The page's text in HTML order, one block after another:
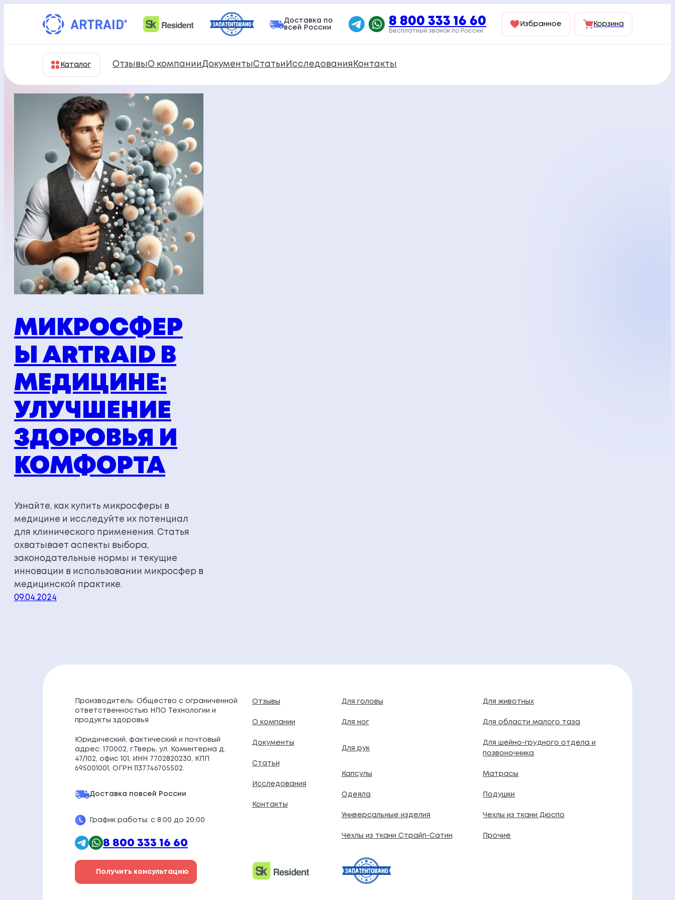
содержимому
Доставка по
всей России
8 800 333 16 60
Бесплатный звонок по России
Избранное Корзина
Каталог Отзывы О компании Документы Статьи Исследования Контакты
МИКРОСФЕР
Ы ARTRAID В
МЕДИЦИНЕ:
УЛУЧШЕНИЕ
ЗДОРОВЬЯ И
КОМФОРТА
Узнайте, как купить микросферы в
медицине и исследуйте их потенциал
для клинического применения. Статья
охватывает аспекты выбора,
законодательные нормы и текущие
инновации в использовании микросфер в
медицинской практике.
09.04.2024
Производитель: Общество с ограниченной
ответственностью НПО Технологии и
продукты здоровья
Юридический, фактический и почтовый
адрес: 170002, г.Тверь, ул. Коминтерна д.
47/102, офис 101, ИНН 7702820230, КПП
695001001, ОГРН 1137746705502.
Доставка по всей России
График работы: с 8:00 до 20:00
8 800 333 16 60
Получить консультацию
Отзывы
О компании
Документы
Статьи
Исследования
Контакты
Для головы Для животных
Для ног Для области малого таза
Для рук
Для шейно-грудного отдела и
позвоночника
Капсулы Матрасы
Одеяла Подушки
Универсальные изделия Чехлы из ткани Дюспо
Чехлы из ткани Страйп-Сатин Прочие